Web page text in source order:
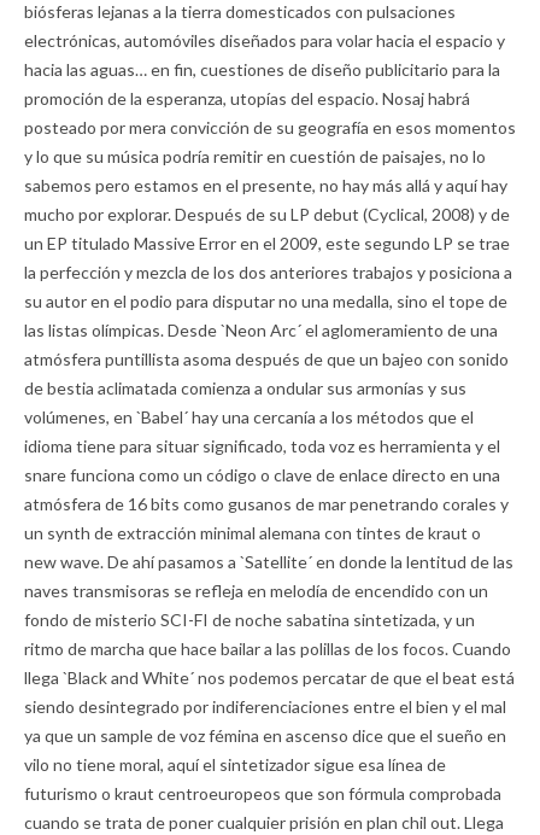
biósferas lejanas a la tierra domesticados con pulsaciones
electrónicas, automóviles diseñados para volar hacia el espacio y
hacia las aguas… en fin, cuestiones de diseño publicitario para la
promoción de la esperanza, utopías del espacio. Nosaj habrá
posteado por mera convicción de su geografía en esos momentos
y lo que su música podría remitir en cuestión de paisajes, no lo
sabemos pero estamos en el presente, no hay más allá y aquí hay
mucho por explorar. Después de su LP debut (Cyclical, 2008) y de
un EP titulado Massive Error en el 2009, este segundo LP se trae
la perfección y mezcla de los dos anteriores trabajos y posiciona a
su autor en el podio para disputar no una medalla, sino el tope de
las listas olímpicas. Desde `Neon Arc´ el aglomeramiento de una
atmósfera puntillista asoma después de que un bajeo con sonido
de bestia aclimatada comienza a ondular sus armonías y sus
volúmenes, en `Babel´ hay una cercanía a los métodos que el
idioma tiene para situar significado, toda voz es herramienta y el
snare funciona como un código o clave de enlace directo en una
atmósfera de 16 bits como gusanos de mar penetrando corales y
un synth de extracción minimal alemana con tintes de kraut o
new wave. De ahí pasamos a `Satellite´ en donde la lentitud de las
naves transmisoras se refleja en melodía de encendido con un
fondo de misterio SCI-FI de noche sabatina sintetizada, y un
ritmo de marcha que hace bailar a las polillas de los focos. Cuando
llega `Black and White´ nos podemos percatar de que el beat está
siendo desintegrado por indiferenciaciones entre el bien y el mal
ya que un sample de voz fémina en ascenso dice que el sueño en
vilo no tiene moral, aquí el sintetizador sigue esa línea de
futurismo o kraut centroeuropeos que son fórmula comprobada
cuando se trata de poner cualquier prisión en plan chil out. Llega